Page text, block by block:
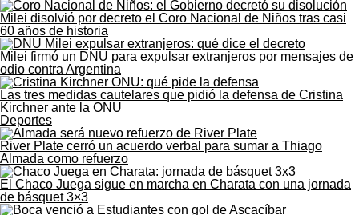
Milei disolvió por decreto el Coro Nacional de Niños tras casi
60 años de historia
Milei firmó un DNU para expulsar extranjeros por mensajes de
odio contra Argentina
Las tres medidas cautelares que pidió la defensa de Cristina
Kirchner ante la ONU
Deportes
River Plate cerró un acuerdo verbal para sumar a Thiago
Almada como refuerzo
El Chaco Juega sigue en marcha en Charata con una jornada
de básquet 3×3